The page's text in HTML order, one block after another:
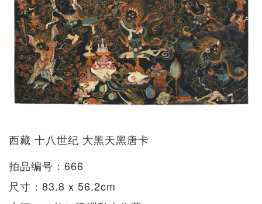
西藏 十八世纪 大黑天黑唐卡
拍品编号：666
尺寸：83.8 x 56.2cm